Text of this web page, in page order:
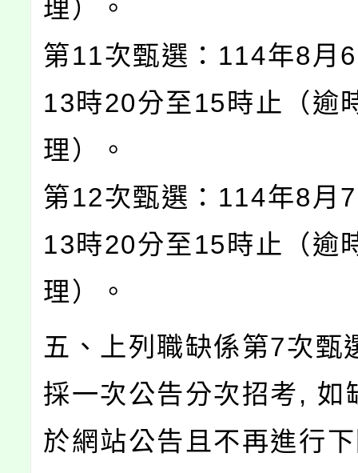
理）。
第11次甄選：114年8月
13時20分至15時止（逾
理）。
第12次甄選：114年8月
13時20分至15時止（逾
理）。
五、上列職缺係第7次甄
採一次公告分次招考, 如
於網站公告且不再進行